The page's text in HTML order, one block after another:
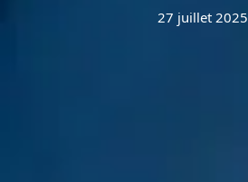
27 juillet 2025